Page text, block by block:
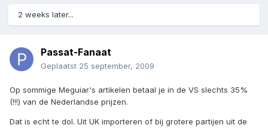
2 weeks later...
Passat-Fanaat
Geplaatst 25 september, 2009
Op sommige Meguiar's artikelen betaal je in de VS slechts 35%
(!!!) van de Nederlandse prijzen.
Dat is echt te dol. Uit UK importeren of bij grotere partijen uit de